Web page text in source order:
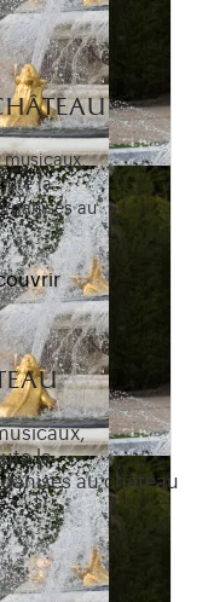
musicaux,
la
au
la
au château